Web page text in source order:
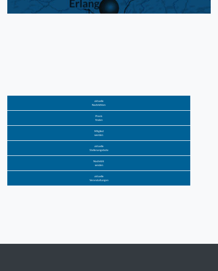
aktuelle
Nachrichten
Praxis
finden
Mitglied
werden
aktuelle
Stellenangebote
Nachricht
senden
aktuelle
Veranstaltungen